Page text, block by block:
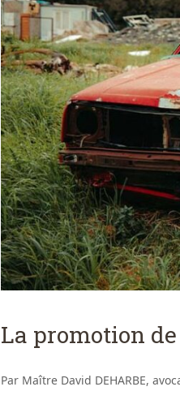
La promotion
Par Maître David DEHARBE,